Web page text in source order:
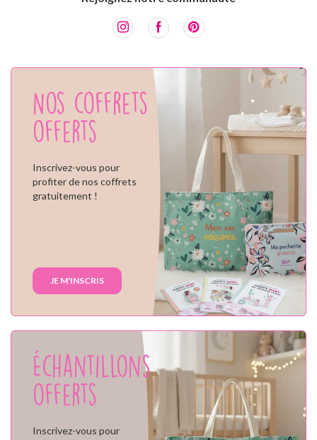
Nos coffrets
offerts
Inscrivez-vous pour
profiter de nos coffrets
gratuitement !
JE M'INSCRIS
Échantillons
offerts
Inscrivez-vous pour